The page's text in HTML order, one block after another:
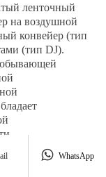
ленточный
на воздушной
конвейер (тип
(тип DJ).
Наша
в Европу,
 WhatsApp